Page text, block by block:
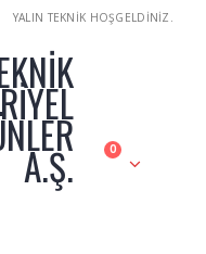
YALIN TEKNİK HOŞGELDİNİZ.
A.Ş. 0